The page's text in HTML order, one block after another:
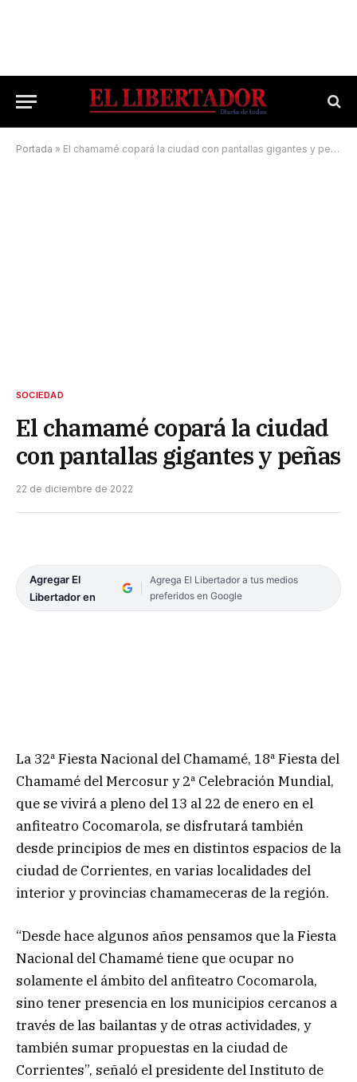
Portada » El chamamé copará la ciudad con pantallas gigantes y peñas
SOCIEDAD
El chamamé copará la ciudad
con pantallas gigantes y peñas
22 de diciembre de 2022
Agregar El
Libertador en
Agrega El Libertador a tus medios
preferidos en Google
La 32ª Fiesta Nacional del Chamamé, 18ª Fiesta del
Chamamé del Mercosur y 2ª Celebración Mundial,
que se vivirá a pleno del 13 al 22 de enero en el
anfiteatro Cocomarola, se disfrutará también
desde principios de mes en distintos espacios de la
ciudad de Corrientes, en varias localidades del
interior y provincias chamameceras de la región.
“Desde hace algunos años pensamos que la Fiesta
Nacional del Chamamé tiene que ocupar no
solamente el ámbito del anfiteatro Cocomarola,
sino tener presencia en los municipios cercanos a
través de las bailantas y de otras actividades, y
también sumar propuestas en la ciudad de
Corrientes”, señaló el presidente del Instituto de